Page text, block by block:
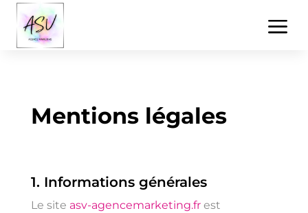
a
Mentions légales
1. Informations générales
Le site asv-agencemarketing.frest